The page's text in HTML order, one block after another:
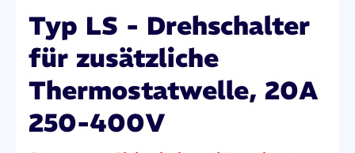
Typ LS - Drehschalter
für zusätzliche
Thermostatwelle, 20A
250-400V